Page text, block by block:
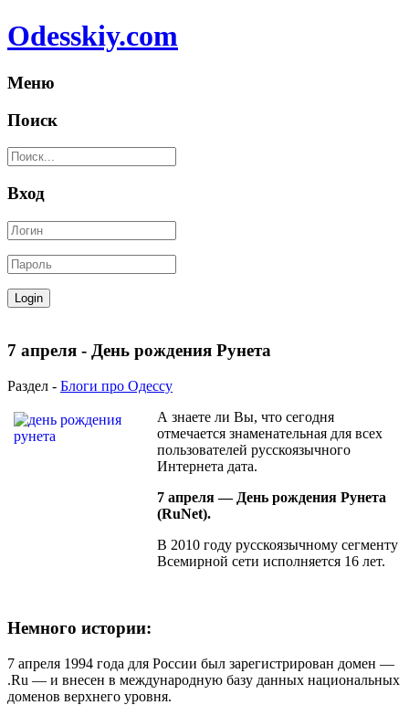
Odesskiy.com
Меню
Поиск
Вход
7 апреля - День рождения Рунета
Раздел - Блоги про Одессу
А знаете ли Вы, что сегодня
отмечается знаменательная для всех
пользователей русскоязычного
Интернета дата.
7 апреля — День рождения Рунета
(RuNet).
В 2010 году русскоязычному сегменту
Всемирной сети исполняется 16 лет.
Немного истории:
7 апреля 1994 года для России был зарегистрирован домен —
.Ru — и внесен в международную базу данных национальных
доменов верхнего уровня.